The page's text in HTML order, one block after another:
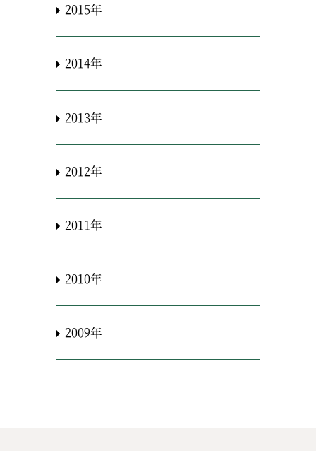
2015年
2014年
2013年
2012年
2011年
2010年
2009年